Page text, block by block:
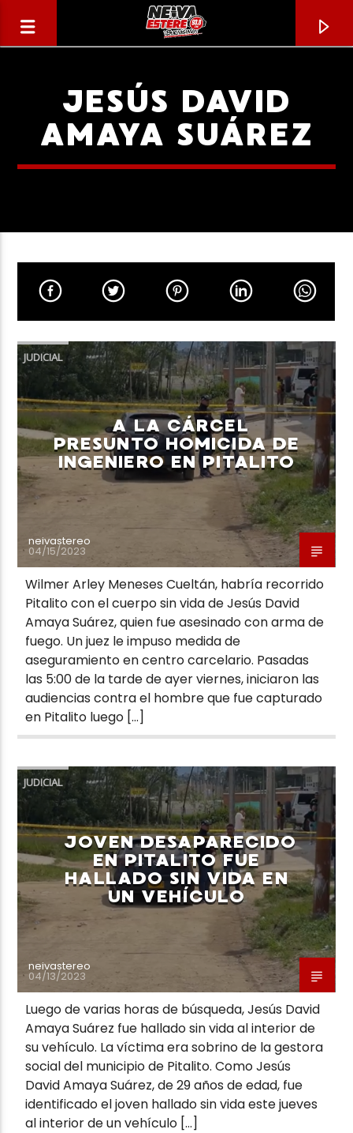
CANCIÓN ACTUAL
TÍTULO
ARTISTA
Neiva Estereo
JESÚS DAVID
AMAYA SUÁREZ
JUDICIAL
A LA CÁRCEL
PRESUNTO HOMICIDA DE
INGENIERO EN PITALITO
neivastereo
04/15/2023
Wilmer Arley Meneses Cueltán, habría recorrido
Pitalito con el cuerpo sin vida de Jesús David
Amaya Suárez, quien fue asesinado con arma de
fuego. Un juez le impuso medida de
aseguramiento en centro carcelario. Pasadas
las 5:00 de la tarde de ayer viernes, iniciaron las
audiencias contra el hombre que fue capturado
en Pitalito luego […]
JUDICIAL
JOVEN DESAPARECIDO
EN PITALITO FUE
HALLADO SIN VIDA EN
UN VEHÍCULO
neivastereo
04/13/2023
Luego de varias horas de búsqueda, Jesús David
Amaya Suárez fue hallado sin vida al interior de
su vehículo. La víctima era sobrino de la gestora
social del municipio de Pitalito. Como Jesús
David Amaya Suárez, de 29 años de edad, fue
identificado el joven hallado sin vida este jueves
al interior de un vehículo […]